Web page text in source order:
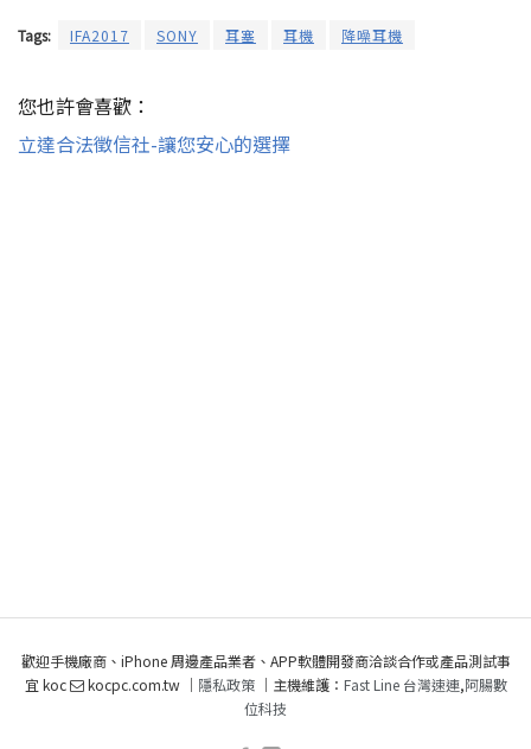
Tags: IFA2017 SONY 耳塞 耳機 降噪耳機
您也許會喜歡：
立達合法徵信社-讓您安心的選擇
歡迎手機廠商、iPhone 周邊產品業者、APP軟體開發商洽談合作或產品測試事
宜 koc
kocpc.com.tw ｜ 隱私政策｜主機維護： Fast Line 台灣速連,阿腸數
位科技